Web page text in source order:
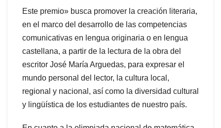
Este premio» busca promover la creación literaria,
en el marco del desarrollo de las competencias
comunicativas en lengua originaria o en lengua
castellana, a partir de la lectura de la obra del
escritor José María Arguedas, para expresar el
mundo personal del lector, la cultura local,
regional y nacional, así como la diversidad cultural
y lingüística de los estudiantes de nuestro país.